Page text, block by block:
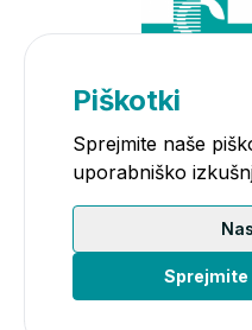
Piškotki
Sprejmite naše
uporabniško
Sprejmite